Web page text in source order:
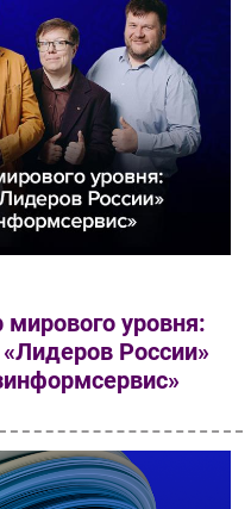
мирового уровня:
России»